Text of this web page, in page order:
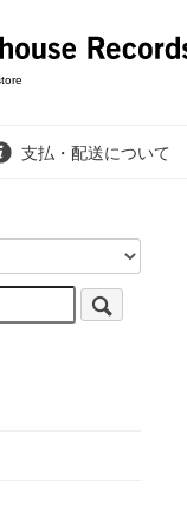
支払・配送について